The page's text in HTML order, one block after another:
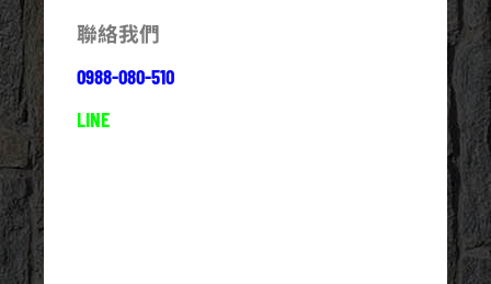
聯絡我們
0988-080-510
LINE